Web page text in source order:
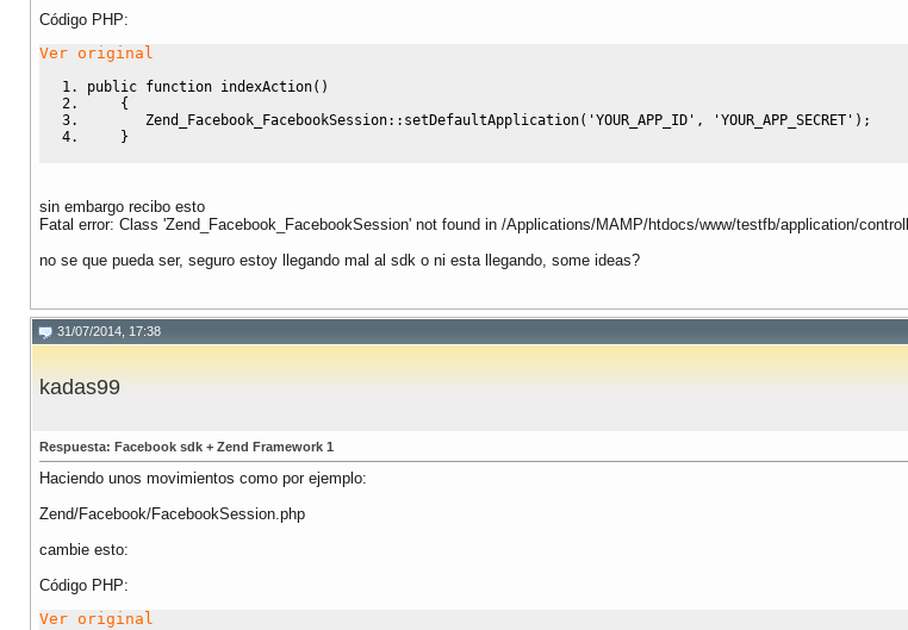
Código PHP:
Ver original
public function indexAction( )
{
Zend_Facebook_FacebookSession:: setDefaultApplication( 'YOUR_APP_ID' , 'YOUR_APP_SECRET' ) ;
}
sin embargo recibo esto
Fatal error: Class 'Zend_Facebook_FacebookSession' not found in /Applications/MAMP/htdocs/www/testfb/application/
no se que pueda ser, seguro estoy llegando mal al sdk o ni esta llegando, some ideas?
31/07/2014, 17:38
kadas99
Respuesta: Facebook sdk + Zend Framework 1
Haciendo unos movimientos como por ejemplo:
Zend/Facebook/FacebookSession.php
cambie esto:
Código PHP:
Ver original